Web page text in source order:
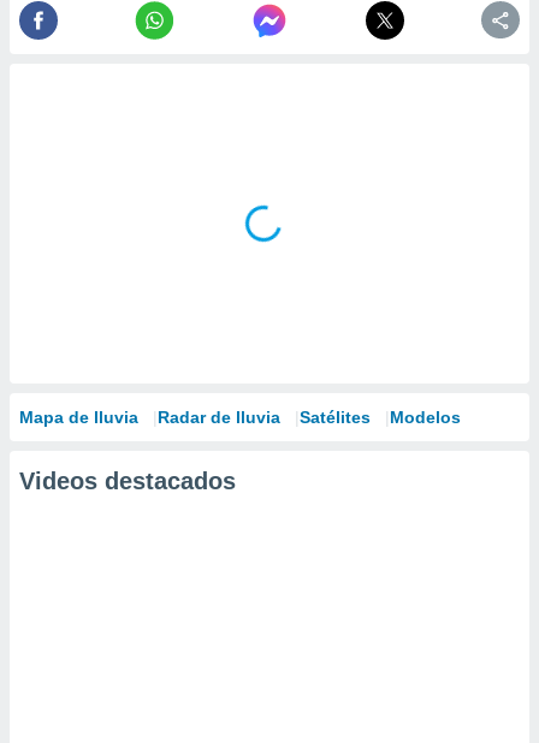
Mapa de lluvia Radar de lluvia Satélites Modelos
Videos destacados